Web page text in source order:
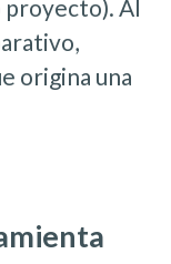
proyecto). Al
origina una